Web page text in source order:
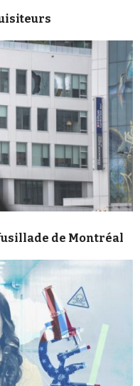
de Montréal